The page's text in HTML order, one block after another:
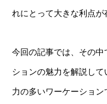
れにとって大きな利点が
今回の記事では、その
ションの魅力を解説し
力の多いワーケーショ